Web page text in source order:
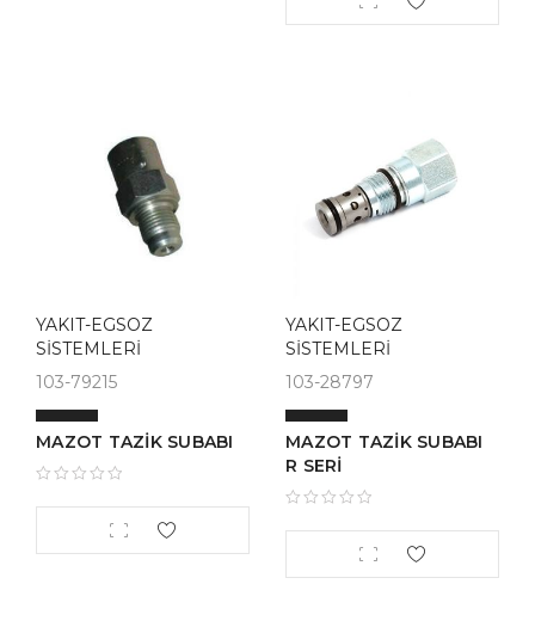
YAKIT-EGSOZ
SİSTEMLERİ
103-79215
MAZOT TAZİK SUBABI
YAKIT-EGSOZ
SİSTEMLERİ
103-28797
MAZOT TAZİK SUBABI
R SERİ